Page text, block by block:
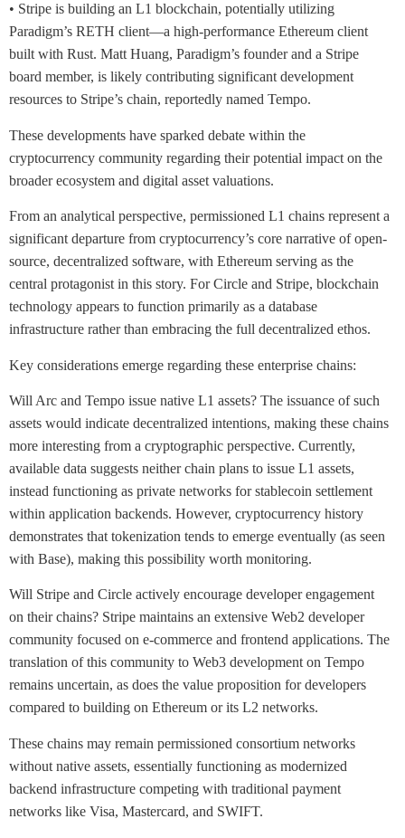
• Stripe is building an L1 blockchain, potentially utilizing
Paradigm’s RETH client—a high-performance Ethereum client
built with Rust. Matt Huang, Paradigm’s founder and a Stripe
board member, is likely contributing significant development
resources to Stripe’s chain, reportedly named Tempo.
These developments have sparked debate within the
cryptocurrency community regarding their potential impact on the
broader ecosystem and digital asset valuations.
From an analytical perspective, permissioned L1 chains represent a
significant departure from cryptocurrency’s core narrative of open-
source, decentralized software, with Ethereum serving as the
central protagonist in this story. For Circle and Stripe, blockchain
technology appears to function primarily as a database
infrastructure rather than embracing the full decentralized ethos.
Key considerations emerge regarding these enterprise chains:
Will Arc and Tempo issue native L1 assets? The issuance of such
assets would indicate decentralized intentions, making these chains
more interesting from a cryptographic perspective. Currently,
available data suggests neither chain plans to issue L1 assets,
instead functioning as private networks for stablecoin settlement
within application backends. However, cryptocurrency history
demonstrates that tokenization tends to emerge eventually (as seen
with Base), making this possibility worth monitoring.
Will Stripe and Circle actively encourage developer engagement
on their chains? Stripe maintains an extensive Web2 developer
community focused on e-commerce and frontend applications. The
translation of this community to Web3 development on Tempo
remains uncertain, as does the value proposition for developers
compared to building on Ethereum or its L2 networks.
These chains may remain permissioned consortium networks
without native assets, essentially functioning as modernized
backend infrastructure competing with traditional payment
networks like Visa, Mastercard, and SWIFT.